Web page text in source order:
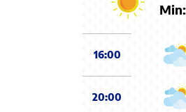
Min:
16:00
20:00